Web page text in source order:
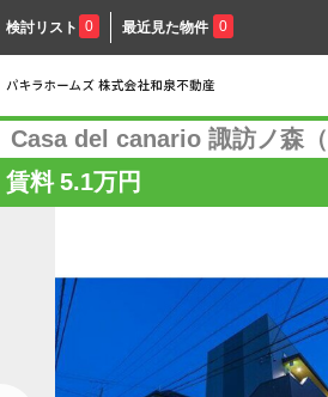
検討リスト 0 最近見た物件 0
Casa del canario 諏訪ノ森（
賃料 5.1万円